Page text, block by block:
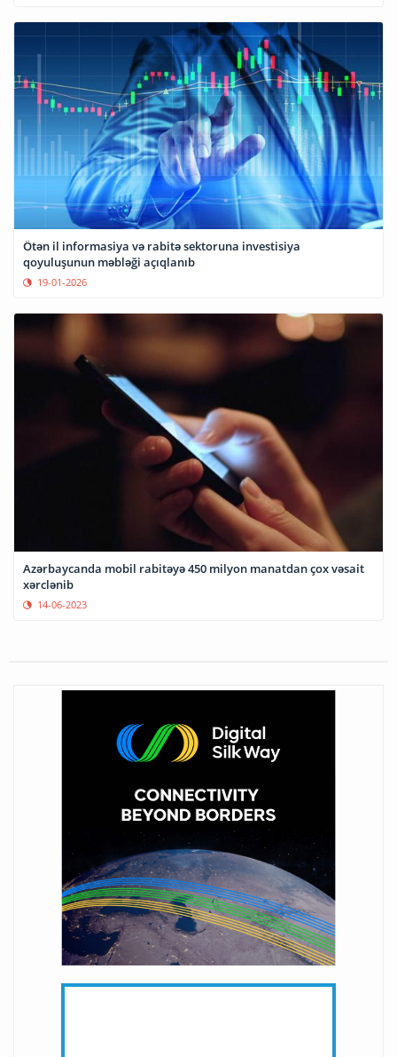
Ötən il informasiya və rabitə sektoruna investisiya
qoyuluşunun məbləği açıqlanıb
19-01-2026
Azərbaycanda mobil rabitəyə 450 milyon manatdan çox vəsait
xərclənib
14-06-2023